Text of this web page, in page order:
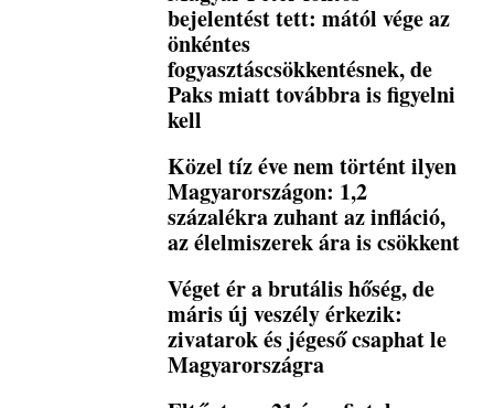
bejelentést tett: mától vége az
önkéntes
fogyasztáscsökkentésnek, de
Paks miatt továbbra is figyelni
kell
Közel tíz éve nem történt ilyen
Magyarországon: 1,2
százalékra zuhant az infláció,
az élelmiszerek ára is csökkent
Véget ér a brutális hőség, de
máris új veszély érkezik:
zivatarok és jégeső csaphat le
Magyarországra